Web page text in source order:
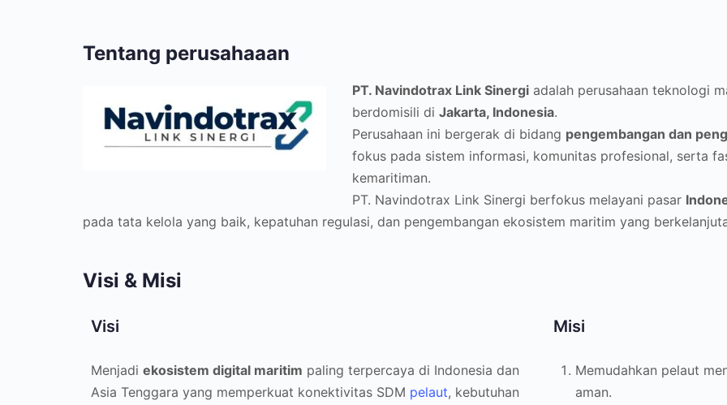
Tentang perusahaaan
PT. Navindotrax Link Sinergi adalah perusahaan teknologi
berdomisili di Jakarta, Indonesia.
Perusahaan ini bergerak di bidang pengembangan dan
fokus pada sistem informasi, komunitas profesional, serta
kemaritiman.
PT. Navindotrax Link Sinergi berfokus melayani pasar
pada tata kelola yang baik, kepatuhan regulasi, dan pengembangan ekosistem maritim yang
Visi & Misi
Visi
Menjadi ekosistem digital maritim paling terpercaya di Indonesia dan
Asia Tenggara yang memperkuat konektivitas SDM pelaut, kebutuhan
Misi
Memudahkan pelaut
aman.